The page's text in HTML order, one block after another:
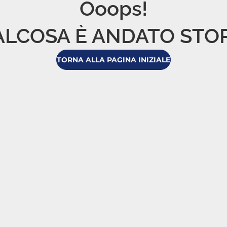
Ooops!
È ANDATO
TORNA ALLA PAGINA INIZIALE